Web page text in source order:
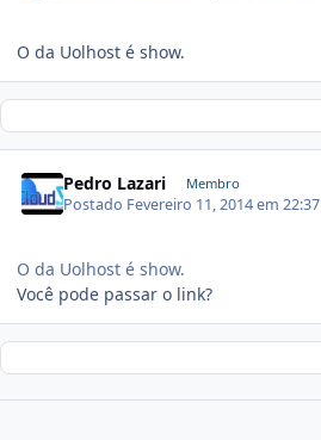
O da Uolhost é show.
Pedro Lazari Membro
Postado Fevereiro 11, 2014 em 22:37
O da Uolhost é show.
Você pode passar o link?